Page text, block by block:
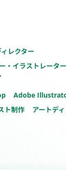
レクター
・イラストレーター
Adobe
ト制作 アートデ